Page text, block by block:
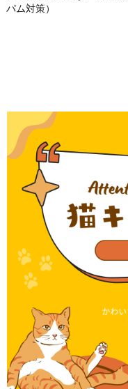
パム対策）